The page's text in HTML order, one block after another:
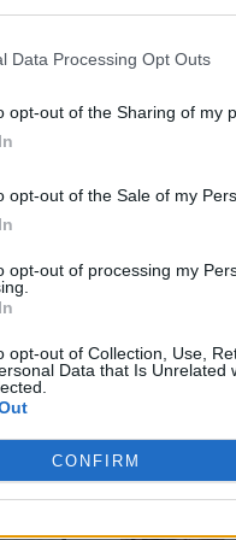
Data Processing Opt Outs
opt-out of the Sharing of my
opt-out of the Sale of my
opt-out of processing my
opt-out of Collection, Use,
Data that Is Unrelated
CONFIRM
infatti, a quanto
che scorre su una
quadrate si
profilo della
della